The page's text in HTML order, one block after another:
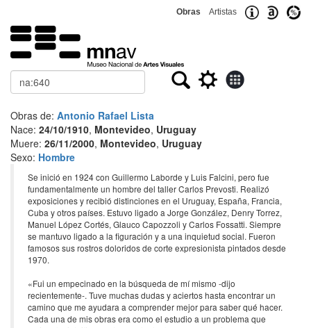
Obras Artistas
Buscar
Obras de: Antonio Rafael Lista
Nace: 24/10/1910, Montevideo, Uruguay
Muere: 26/11/2000, Montevideo, Uruguay
Sexo: Hombre
Se inició en 1924 con Guillermo Laborde y Luis Falcini, pero fue
fundamentalmente un hombre del taller Carlos Prevosti. Realizó
exposiciones y recibió distinciones en el Uruguay, España, Francia,
Cuba y otros países. Estuvo ligado a Jorge González, Denry Torrez,
Manuel López Cortés, Glauco Capozzoli y Carlos Fossatti. Siempre
se mantuvo ligado a la figuración y a una inquietud social. Fueron
famosos sus rostros doloridos de corte expresionista pintados desde
1970.
«Fui un empecinado en la búsqueda de mí mismo -dijo
recientemente-. Tuve muchas dudas y aciertos hasta encontrar un
camino que me ayudara a comprender mejor para saber qué hacer.
Cada una de mis obras era como el estudio a un problema que